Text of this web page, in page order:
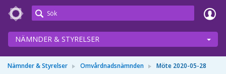
Meetings+
NÄMNDER & STYRELSER
Nämnder & Styrelser Omvårdnadsnämnden Möte 2020-05-28